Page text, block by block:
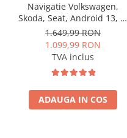
Navigatie Volkswagen,
Skoda, Seat, Android 13, S-
Quadcore / 4GB RAM +
64GB ROM, 9 Inch - AD-
BGSW94L
1.649,99 RON
1.099,99 RON
TVA inclus
ADAUGA IN COS